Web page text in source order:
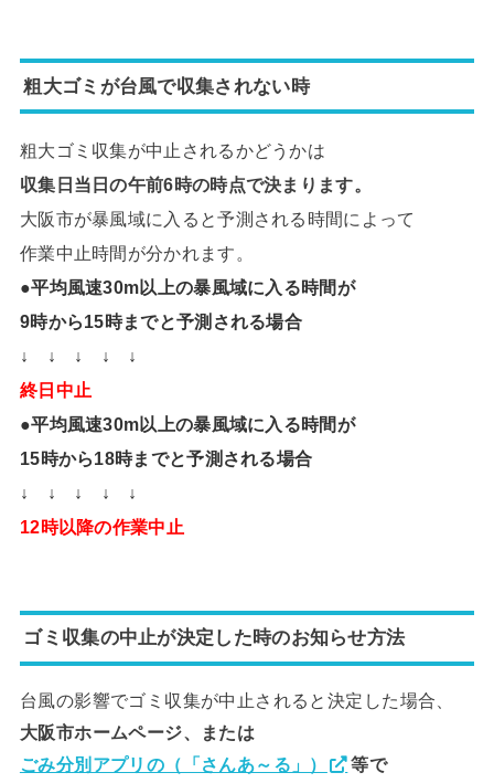
粗大ゴミが台風で収集されない時
粗大ゴミ収集が中止されるかどうかは
収集日当日の午前6時の時点で決まります。
大阪市が暴風域に入ると予測される時間によって
作業中止時間が分かれます。
●平均風速30m以上の暴風域に入る時間が
9時から15時までと予測される場合
↓ ↓ ↓ ↓ ↓
終日中止
●平均風速30m以上の暴風域に入る時間が
15時から18時までと予測される場合
↓ ↓ ↓ ↓ ↓
12時以降の作業中止
ゴミ収集の中止が決定した時のお知らせ方法
台風の影響でゴミ収集が中止されると決定した場合、
大阪市ホームページ、または
ごみ分別アプリの（「さんあ～る」）
等で